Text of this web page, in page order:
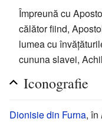
Împreună cu
călător fiind,
lumea cu
cununa slavei,
Iconografie
Dionisie din Furna, în